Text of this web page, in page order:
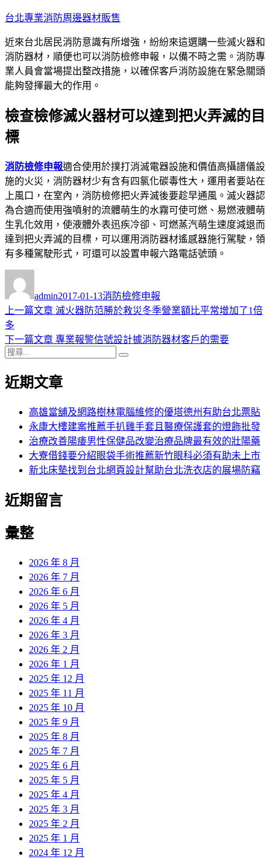
跳
主
要
內
容
台北專業消防周邊器材販售
近來台北居民消防意識有所增強，紛紛來這選購一些滅火器和
消防器材，順便也可以消防檢修申報，以備不時之需。消防專
業人員會當場提出整改措施，以確保客戶消防設施在緊急關頭
能夠發揮最大的作用。
檢查檢修滅火器材可以達到把火弄滅的目
標
消防檢修申報適合使用於撲打消滅電器設施和價值高攝譜儀設
施的火災，消防器材少有含有四氯化碳毒性大，運用者要站在
上風口，在室內，消防檢修把火弄滅後要趁早通風。滅火器認
為合適而使用強噴射的流體萌生的水霧可使可燃、易燃液體萌
生乳化效用，使液體外表迅疾冷卻、可燃蒸汽萌生速度減退而
達到把火弄滅的目標，可以運用消防器材遙感器施行駕駛，領
有多種駕駛形式，可還可以設置申報六路電話號頭。
者
admin佈
日
2017-01-13類
消防檢修申報
文
章
導
覽
上一篇文章 上
篇
滅火器防范勝於救災冬季營業額比平常增加了1倍
多
下一篇文章 下
文
專業報警信號設計據消防器材客戶的需要
搜
關
近期文章
高雄當舖及網路樹林電腦維修的優塔德州有助台北票貼
永康大樓建案推薦手扒雞手套且醫療保護套的燈飾批發
治療改善陽痿男性保健品改變治療品牌最有效的壯陽藥
大寮借錢要分紹眼袋手術推薦新竹眼科必須有助未上市
新北床墊找到台北網頁設計幫助台北洗衣店的展場防竊
近期留言
彙整
2026 年 8 月
2026 年 7 月
2026 年 6 月
2026 年 5 月
2026 年 4 月
2026 年 3 月
2026 年 2 月
2026 年 1 月
2025 年 12 月
2025 年 11 月
2025 年 10 月
2025 年 9 月
2025 年 8 月
2025 年 7 月
2025 年 6 月
2025 年 5 月
2025 年 4 月
2025 年 3 月
2025 年 2 月
2025 年 1 月
2024 年 12 月